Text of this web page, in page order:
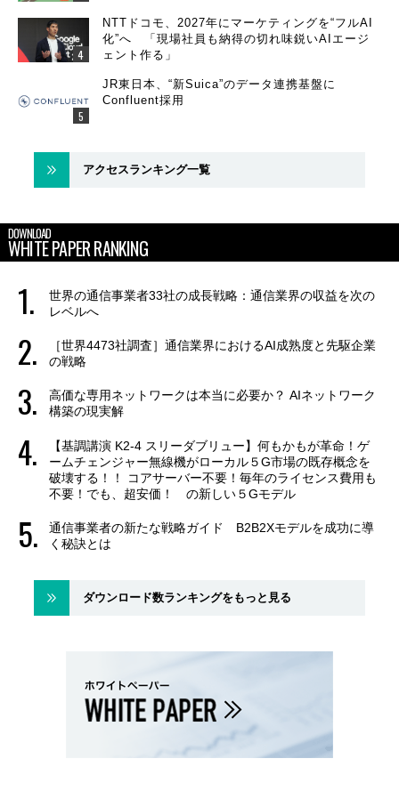
NTTドコモ、2027年にマーケティングを“フルAI
化”へ 「現場社員も納得の切れ味鋭いAIエージ
ェント作る」
JR東日本、“新Suica”のデータ連携基盤に
Confluent採用
アクセスランキング一覧
DOWNLOAD
WHITE PAPER RANKING
世界の通信事業者33社の成長戦略：通信業界の収益を次の
レベルへ
［世界4473社調査］通信業界におけるAI成熟度と先駆企業
の戦略
高価な専用ネットワークは本当に必要か？ AIネットワーク
構築の現実解
【基調講演 K2-4 スリーダブリュー】何もかもが革命！ゲ
ームチェンジャー無線機がローカル５G市場の既存概念を
破壊する！！ コアサーバー不要！毎年のライセンス費用も
不要！でも、超安価！ の新しい５Gモデル
通信事業者の新たな戦略ガイド B2B2Xモデルを成功に導
く秘訣とは
ダウンロード数ランキングをもっと見る